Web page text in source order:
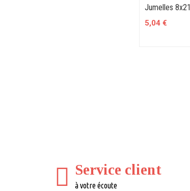
Jumelles 8x21
5,04 €
Service client
à votre écoute